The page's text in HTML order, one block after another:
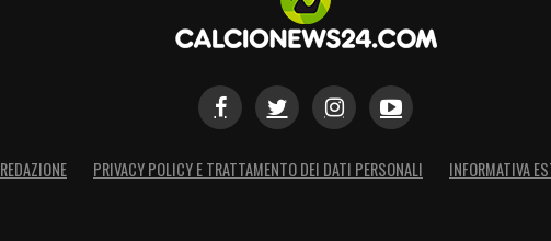
REDAZIONE PRIVACY POLICY E TRATTAMENTO DEI DATI PERSONALI INFORMATIVA